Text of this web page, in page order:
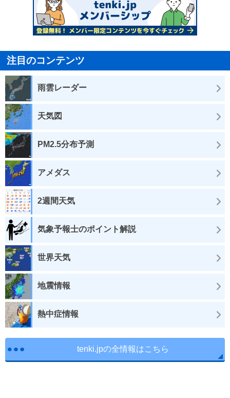
注目のコンテンツ
雨雲レーダー
天気図
PM2.5分布予測
アメダス
2週間天気
気象予報士のポイント解説
世界天気
地震情報
熱中症情報
tenki.jpの全情報はこちら